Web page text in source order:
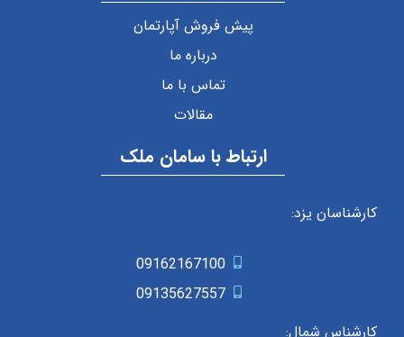
پیش فروش آپارتمان
درباره ما
تماس با ما
مقالات
ارتباط با سامان ملک
کارشناسان یزد:
09162167100
09135627557
کارشناس شمال: